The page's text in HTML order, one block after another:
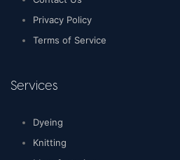
Privacy Policy
Terms of Service
Services
Dyeing
Knitting